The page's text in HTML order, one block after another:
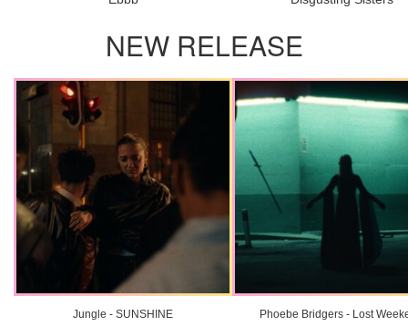
NEW RELEASE
Jungle - SUNSHINE Phoebe Bridgers - Lost